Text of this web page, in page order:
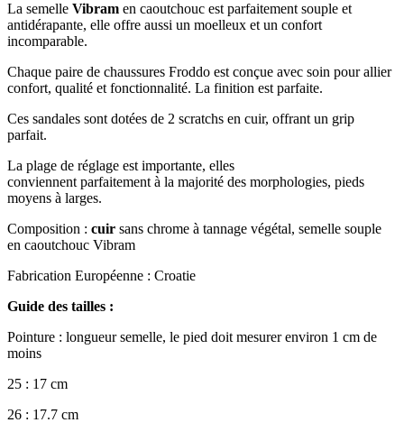
La semelle Vibram en caoutchouc est parfaitement souple et
antidérapante, elle offre aussi un moelleux et un confort
incomparable.
Chaque paire de chaussures Froddo est conçue avec soin pour allier
confort, qualité et fonctionnalité. La finition est parfaite.
Ces sandales sont dotées de 2 scratchs en cuir, offrant un grip
parfait.
La plage de réglage est importante, elles
conviennent parfaitement à la majorité des morphologies, pieds
moyens à larges.
Composition : cuir sans chrome à tannage végétal, semelle souple
en caoutchouc Vibram
Fabrication Européenne : Croatie
Guide des tailles :
Pointure : longueur semelle, le pied doit mesurer environ 1 cm de
moins
25 : 17 cm
26 : 17.7 cm